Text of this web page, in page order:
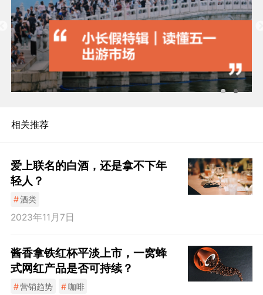
相关推荐
爱上联名的白酒，还是拿不下年
轻人？
#酒类
2023年11月7日
酱香拿铁红杯平淡上市，一窝蜂
式网红产品是否可持续？
#营销趋势 #咖啡